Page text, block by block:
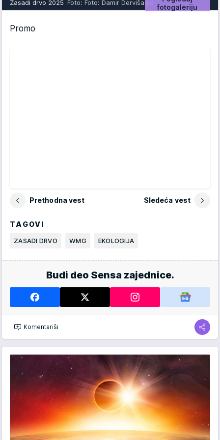
fotogaleriju
Zasadi drvo 2025 Foto: Foto: Damir Dervišagić
Promo
Prethodna vest Sledeća vest
TAGOVI
ZASADI DRVO WMG EKOLOGIJA
Budi deo Sensa zajednice.
Komentariši